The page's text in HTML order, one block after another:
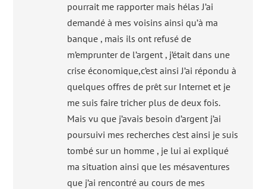
pourrait me rapporter mais hélas J’ai
demandé à mes voisins ainsi qu’à ma
banque , mais ils ont refusé de
m’emprunter de l’argent , j’était dans une
crise économique,c’est ainsi J’ai répondu à
quelques offres de prêt sur Internet et je
me suis faire tricher plus de deux fois.
Mais vu que j’avais besoin d’argent j’ai
poursuivi mes recherches c’est ainsi je suis
tombé sur un homme , je lui ai expliqué
ma situation ainsi que les mésaventures
que j’ai rencontré au cours de mes